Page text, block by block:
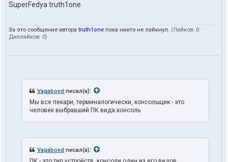
t
1
o
SuperFedya truth1one
За это сообщение автораtruth1one пока никто не лайкнул. (Лайков: 0 ·
Дизлайков: 0)
Vagabond писал(а):
Мы все пекари, терминалогически, консольщик - это
человек выбравший ПК вида консоль
Vagabond писал(а):